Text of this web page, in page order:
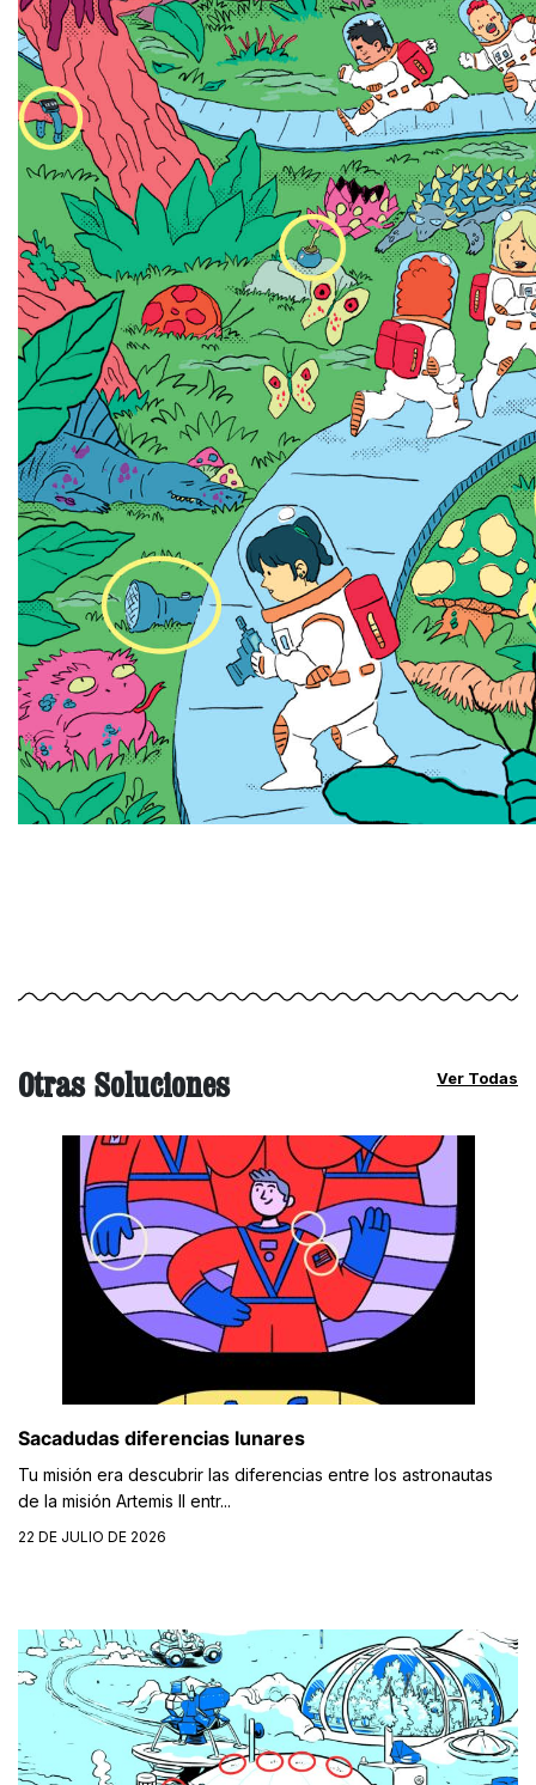
Otras Soluciones Ver Todas
Sacadudas diferencias lunares
Tu misión era descubrir las diferencias entre los astronautas
de la misión Artemis II entr...
22 DE JULIO DE 2026